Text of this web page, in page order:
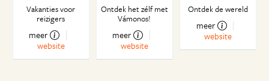
Vakanties voor
reizigers
meer
website
Ontdek het zélf met
Vámonos!
meer
website
Ontdek de wereld
meer
website